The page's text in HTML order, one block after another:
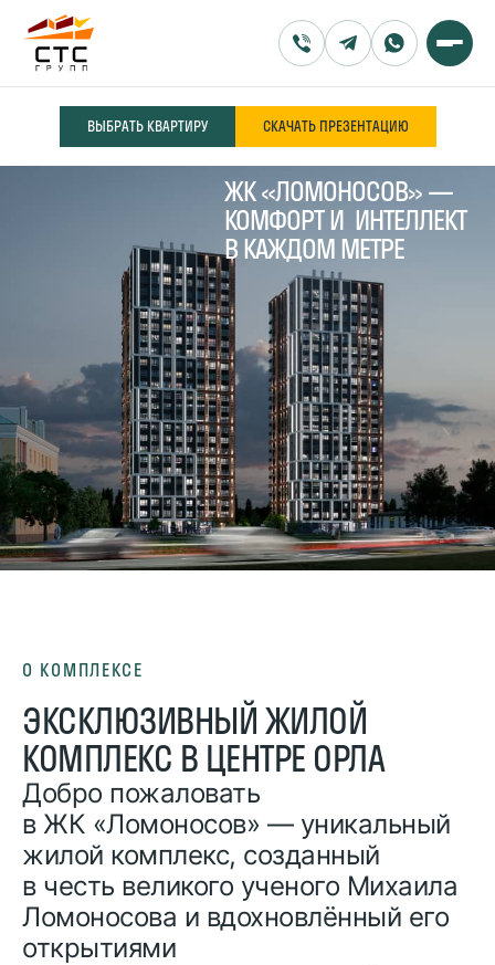
ВЫБРАТЬ КВАРТИРУ СКАЧАТЬ ПРЕЗЕНТАЦИЮ
ЖК «ЛОМОНОСОВ» —
КОМФОРТ И ИНТЕЛЛЕКТ
В КАЖДОМ МЕТРЕ
О КОМПЛЕКСЕ
ЭКСКЛЮЗИВНЫЙ ЖИЛОЙ
КОМПЛЕКС В ЦЕНТРЕ ОРЛА
Добро пожаловать
в ЖК «Ломоносов» — уникальный
жилой комплекс, созданный
в честь великого ученого Михаила
Ломоносова и вдохновлённый его
открытиями